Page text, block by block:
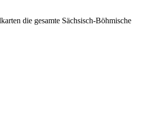
die gesamte Sächsisch-Böhmische